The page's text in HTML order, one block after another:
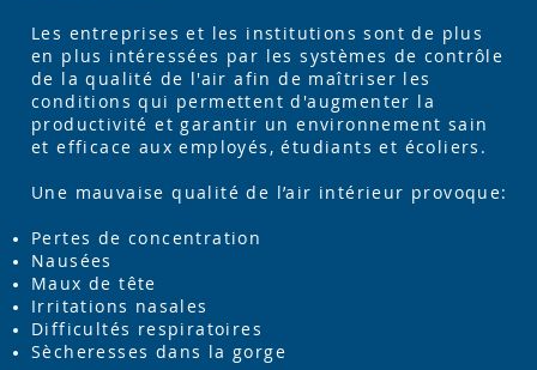
Les entreprises et les institutions sont de plus
en plus intéressées par les systèmes de contrôle
de la qualité de l'air afin de maîtriser les
conditions qui permettent d'augmenter la
productivité et garantir un environnement sain
et efficace aux employés, étudiants et écoliers.
Une mauvaise qualité de l’air intérieur provoque:
Pertes de concentration
Nausées
Maux de tête
Irritations nasales
Difficultés respiratoires
Sècheresses dans la gorge